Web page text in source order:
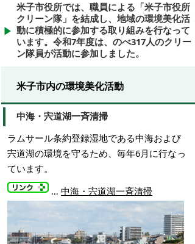
米子市役所では、職員による「米子市役所
クリーン隊」を結成し、地域の環境美化活
動に積極的に参加する取り組みを行なって
います。令和7年度は、のべ317人のクリー
ン隊員が活動に参加しました。
米子市内の環境美化活動
中海・宍道湖一斉清掃
ラムサール条約登録湿地である中海および
宍道湖の環境を守るため、毎年6月に行なっ
ています。
… 中海・宍道湖一斉清掃